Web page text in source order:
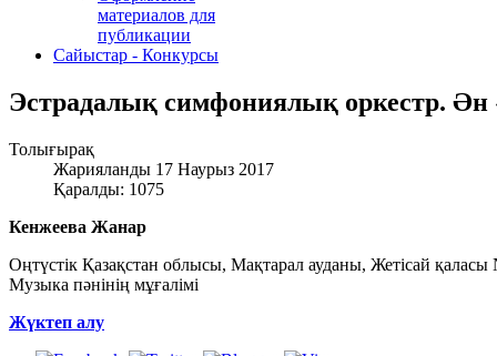
материалов для
публикации
Сайыстар - Конкурсы
Эстрадалық симфониялық оркестр. Ән
Толығырақ
Жарияланды 17 Наурыз 2017
Қаралды: 1075
Кенжеева Жанар
Оңтүстік Қазақстан облысы, Мақтарал ауданы, Жетісай
Музыка пәнінің мұғалімі
Жүктеп алу